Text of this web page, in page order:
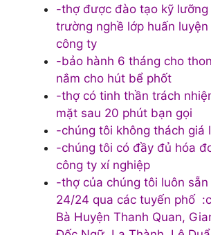
-thợ được đào tạo kỹ lưỡng
trường nghề lớp huấn
công ty
-bảo hành 6 tháng cho
nắm cho hút bể phốt
-thợ có tinh thần trách
mặt sau 20 phút bạn gọi
-chúng tôi không thách giá
-chúng tôi có đầy đủ hóa
công ty xí nghiệp
-thợ của chúng tôi luôn
24/24 qua các tuyến phố
Bà Huyện Thanh Quan,